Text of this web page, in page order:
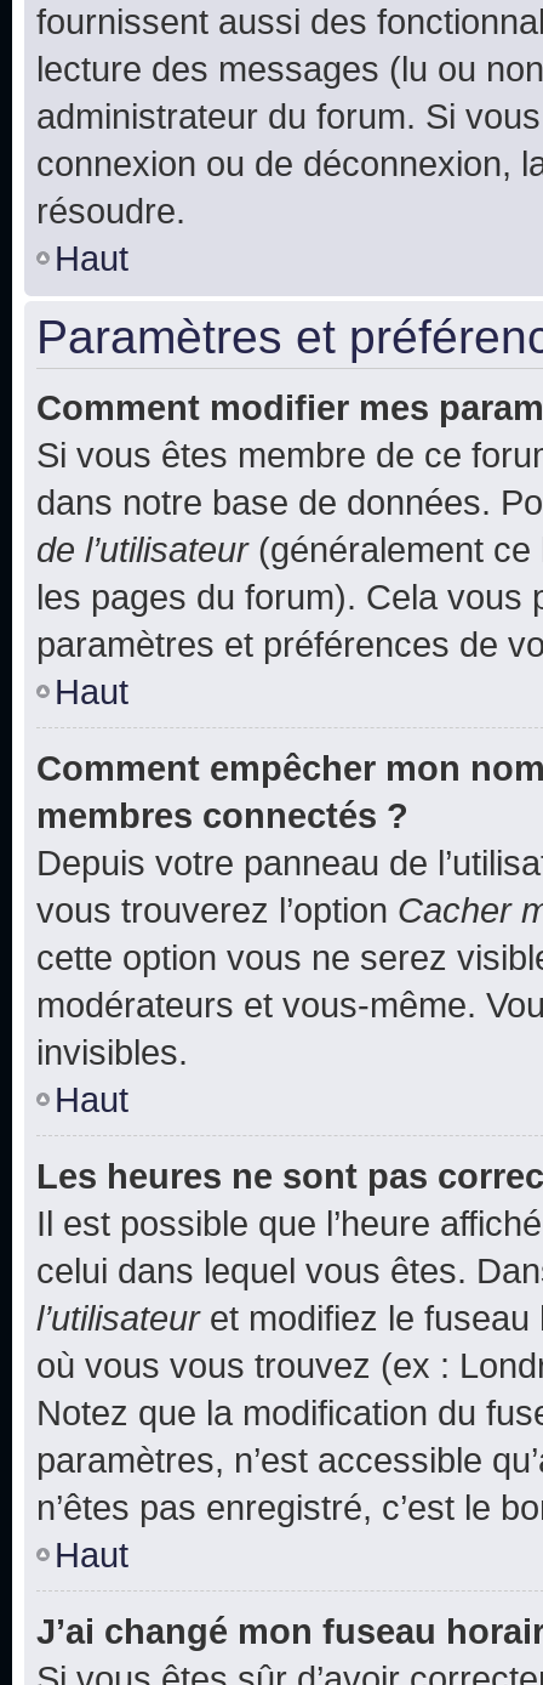
fournissent aussi des
lecture des messages (lu ou
administrateur du forum. Si
connexion ou de déconnexion,
résoudre.
Haut
Paramètres et
Comment modifier mes
Si vous êtes membre de ce
dans notre base de données.
de l’utilisateur(généralement ce
les pages du forum). Cela vous
paramètres et préférences de
Haut
Comment empêcher mon
membres connectés ?
Depuis votre panneau de
vous trouverez l’option Cacher
cette option vous ne serez
modérateurs et vous-même.
invisibles.
Haut
Les heures ne sont pas
Il est possible que l’heure
celui dans lequel vous êtes.
l’utilisateuret modifiez le fuseau
où vous vous trouvez (ex :
Notez que la modification du
paramètres, n’est accessible
n’êtes pas enregistré, c’est le
Haut
J’ai changé mon fuseau